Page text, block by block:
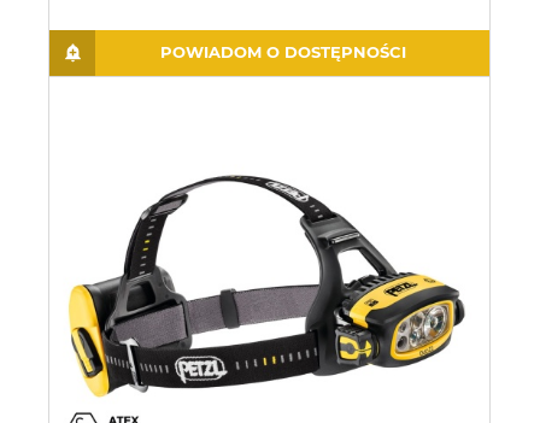
POWIADOM O DOSTĘPNOŚCI